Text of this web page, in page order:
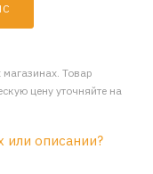
Товар
цену уточняйте на
или описании?